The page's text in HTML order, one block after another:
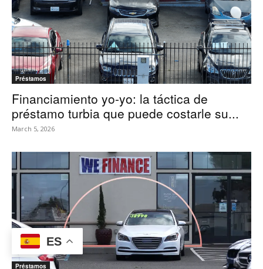
Préstamos
Financiamiento yo-yo: la táctica de
préstamo turbia que puede costarle su...
March 5, 2026
Préstamos
ES